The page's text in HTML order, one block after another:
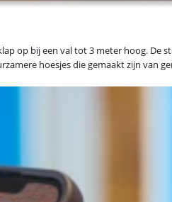
op bij een val tot 3 meter hoog. De
hoesjes die gemaakt zijn van